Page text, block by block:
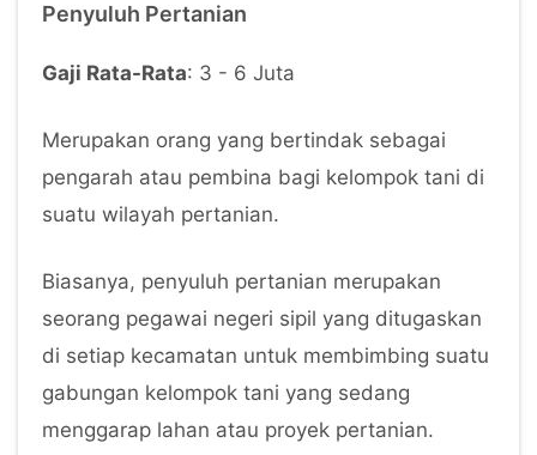
Penyuluh Pertanian
Gaji Rata-Rata: 3 - 6 Juta
Merupakan orang yang bertindak sebagai
pengarah atau pembina bagi kelompok tani di
suatu wilayah pertanian.
Biasanya, penyuluh pertanian merupakan
seorang pegawai negeri sipil yang ditugaskan
di setiap kecamatan untuk membimbing suatu
gabungan kelompok tani yang sedang
menggarap lahan atau proyek pertanian.